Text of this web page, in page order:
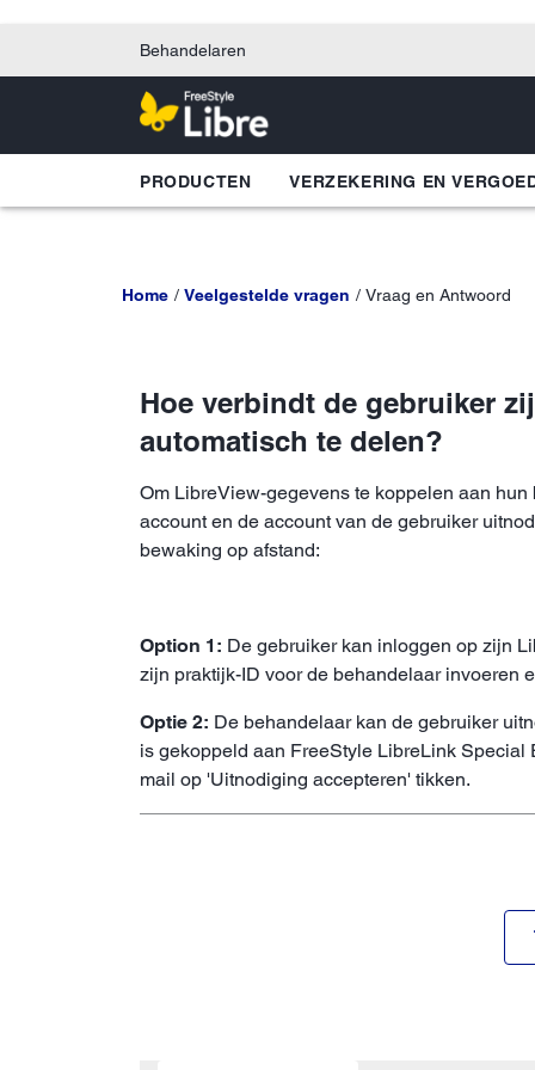
Behandelaren
PRODUCTEN VERZEKERING EN
Home Veelgestelde vragen Vraag en Antwoord
Hoe verbindt de gebruiker
automatisch te delen?
Om LibreView-gegevens te koppelen aan
account en de account van de gebruiker
bewaking op afstand:
Option 1: De gebruiker kan inloggen op zijn
zijn praktijk-ID voor de behandelaar invoeren
Optie 2: De behandelaar kan de gebruiker
is gekoppeld aan FreeStyle LibreLink
mail op 'Uitnodiging accepteren' tikken.